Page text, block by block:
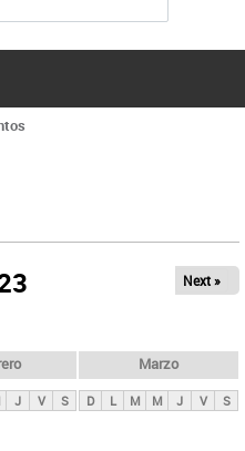
Next »
J V S
Marzo
D L M M J V S